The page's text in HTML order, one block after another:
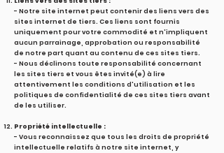
- Notre site internet peut contenir des liens vers des
sites internet de tiers. Ces liens sont fournis
uniquement pour votre commodité et n'impliquent
aucun parrainage, approbation ou responsabilité
de notre part quant au contenu de ces sites tiers.
- Nous déclinons toute responsabilité concernant
les sites tiers et vous êtes invité(e) à lire
attentivement les conditions d'utilisation et les
politiques de confidentialité de ces sites tiers avant
de les utiliser.
Propriété intellectuelle :
- Vous reconnaissez que tous les droits de propriété
intellectuelle relatifs à notre site internet, y